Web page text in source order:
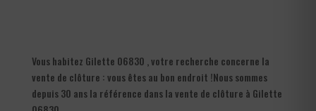
Vous habitez Gilette 06830 , votre recherche concerne la
vente de clôture : vous êtes au bon endroit !Nous sommes
depuis 30 ans la référence dans la vente de clôture à Gilette